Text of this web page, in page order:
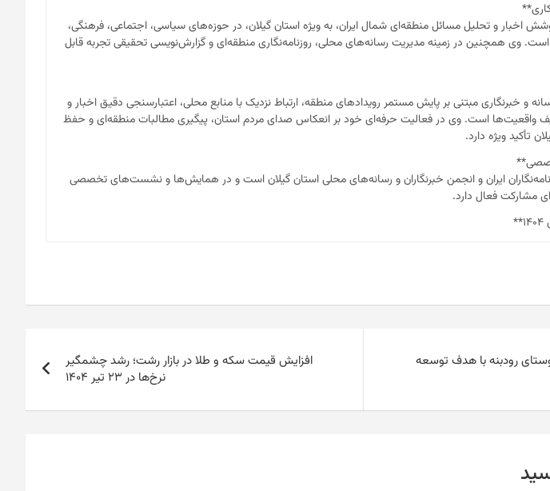
اخبار و تحلیل مسائل منطقه‌ای شمال ایران، به ویژه استان گیلان، در حوزه‌های سیاسی، اجتماعی، فرهنگی،
وی همچنین در زمینه مدیریت رسانه‌های محلی، روزنامه‌نگاری منطقه‌ای و گزارش‌نویسی تحقیقی تجربه قابل
و خبرنگاری مبتنی بر پایش مستمر رویدادهای منطقه، ارتباط نزدیک با منابع محلی، اعتبارسنجی دقیق اخبار و
واقعیت‌ها است. وی در فعالیت حرفه‌ای خود بر انعکاس صدای مردم استان، پیگیری مطالبات منطقه‌ای و حفظ
تأکید ویژه دارد.
ایران و انجمن خبرنگاران و رسانه‌های محلی استان گیلان است و در همایش‌ها و نشست‌های تخصصی
مشارکت فعال دارد.
طرح هادی ۱۷ روستای رودبنه با هدف توسعه
افزایش قیمت سکه و طلا در بازار رشت؛ رشد چشمگیر
نرخ‌ها در ۲۳ تیر ۱۴۰۴